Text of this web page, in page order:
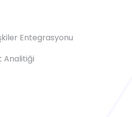
Entegrasyonu
Analitiği